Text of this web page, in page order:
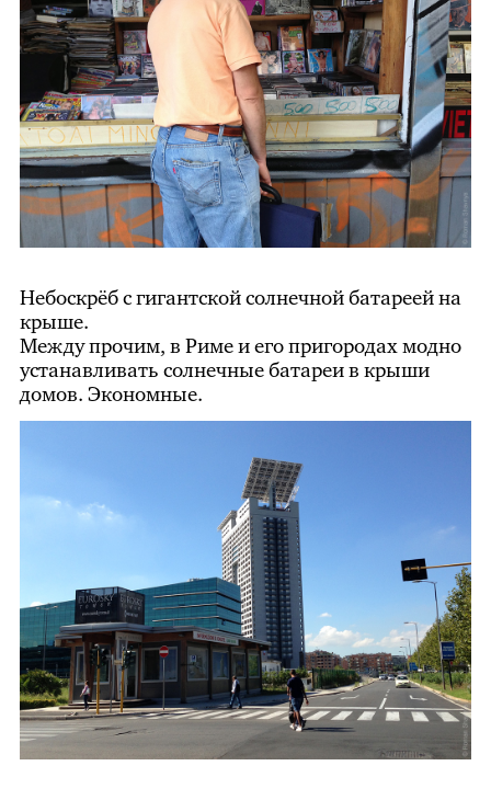
Небоскрёб с гигантской солнечной батареей на
крыше.
Между прочим, в Риме и его пригородах модно
устанавливать солнечные батареи в крыши
домов. Экономные.